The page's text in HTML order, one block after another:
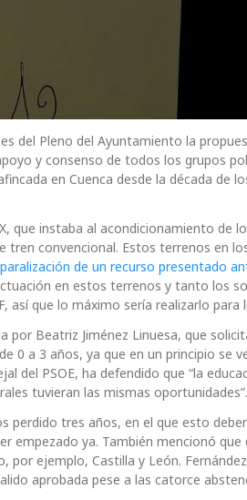
del Pleno del Ayuntamiento la
y consenso de todos los grupos
en Cuenca desde la década de
que instaba al acondicionamiento de
convencional. Estos terrenos en
de un recurso presentado
en estos terrenos y tanto los
así que lo máximo sería realizarlo para
Beatriz Jiménez Linuesa, que
0 a 3 años, ya que en un principio se
del PSOE, ha defendido que “la
tuvieran las mismas oportunidades”.
perdido tres años, en el que esto
empezado ya. También mencionó
ejemplo, Castilla y León.
aprobada pese a las catorce